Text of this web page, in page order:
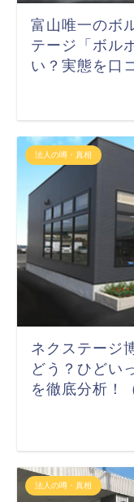
富山唯一のボ
テージ「ボル
い？実態を口
法人の噂・真相
ネクステージ
どう？ひどい
を徹底分析！
法人の噂・真相